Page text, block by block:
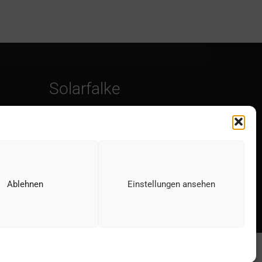
Ablehnen Einstellungen ansehen
Solarfalke